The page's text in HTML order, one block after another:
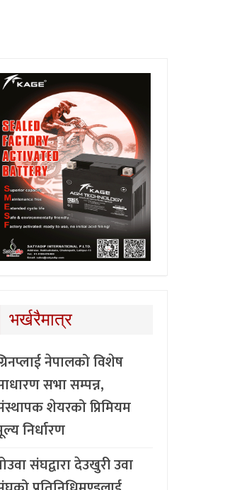
भर्खरैमात्र
नेपालको विशेष
सभा सम्पन्न,
शेयरको प्रिमियम
निर्धारण
संघद्वारा देउखुरी उवा